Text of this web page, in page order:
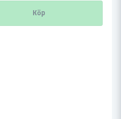
Köp